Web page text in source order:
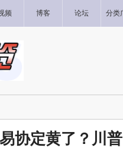
频 博客 论坛 分类
协定黄了？川